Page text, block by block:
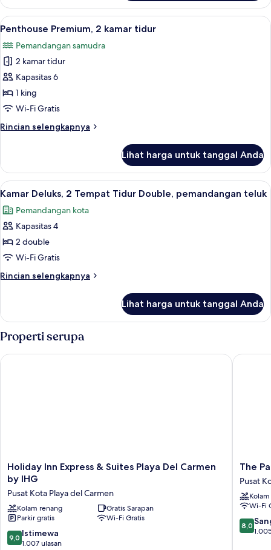
VIEW
1
KING
BED
COURTYARD
VIEW
Lihat
semua
foto
untuk
Penthouse
Premium,
2
tidur
Penthouse Premium, 2 kamar tidur |
7
Penthouse Premium, 2 kamar tidur
Pemandangan samudra
2 kamar tidur
Kapasitas 6
1 king
Wi-Fi Gratis
Rincian selengkapnya
Rincian
Penthouse
Premium,
2
tidur
Lihat harga untuk tanggal Anda
Lihat
semua
foto
untuk
Kamar
Deluks,
2
Tempat
Double,
pemandangan
teluk
Seprai premium, minibar, brankas,
2
Kamar Deluks, 2 Tempat Tidur Double, pemandangan teluk
Pemandangan kota
Kapasitas 4
2 double
Wi-Fi Gratis
Rincian selengkapnya
Rincian
Kamar
2
Tidur
Lihat harga untuk tanggal Anda
Properti serupa
Holiday
Inn
Express
&
Suites
Playa
Del
Carmen
Holiday Inn Express & Suites Playa Del Carmen
by IHG
Pusat Kota Playa del Carmen
Kolam renang
Gratis Sarapan
Parkir gratis
Wi-Fi Gratis
9.0
dari
9,0 Istimewa
1.007 ulasan
Holiday Inn Express & Suites Playa Del Carmen by IHG
The
Palm
at
Playa
Pusat
Kota
Playa
The
Pusat
Wi-Fi
8.0
dari
8,0
The